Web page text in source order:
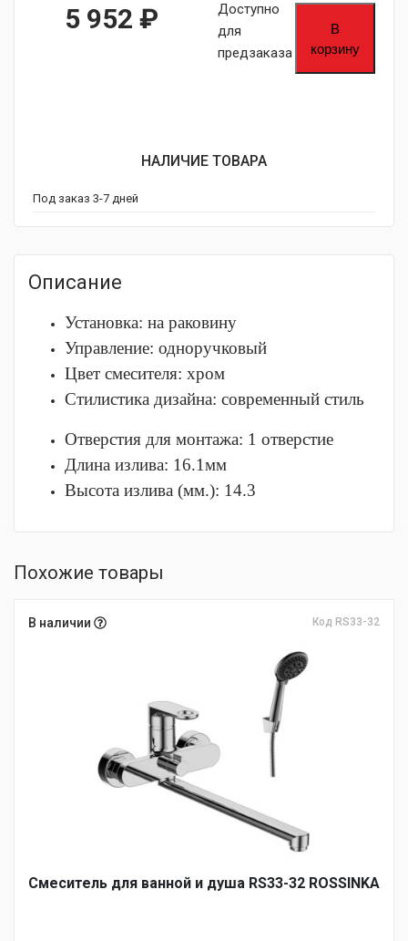
5 952 ₽
Доступно
для
предзаказа
В
корзину
НАЛИЧИЕ ТОВАРА
Под заказ 3-7 дней
Описание
Установка: на раковину
Управление: одноручковый
Цвет смесителя: хром
Стилистика дизайна: современный стиль
Отверстия для монтажа: 1 отверстие
Длина излива: 16.1мм
Высота излива (мм.): 14.3
Похожие товары
В наличии Код RS33-32
Смеситель для ванной и душа RS33-32 ROSSINKA